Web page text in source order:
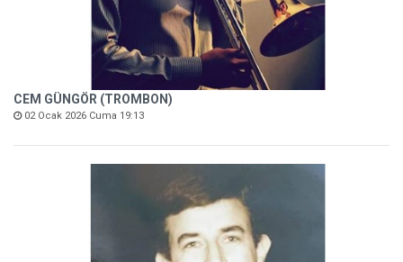
CEM GÜNGÖR (TROMBON)
02 Ocak 2026 Cuma 19:13